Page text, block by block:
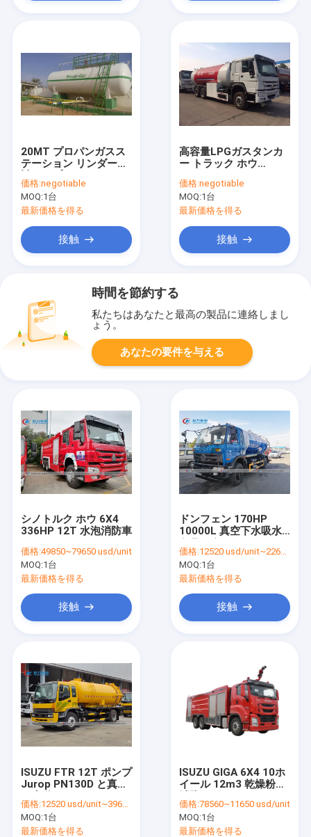
20MT プロパンガスス
テーション リンダーを
を輸送 4ノズル
価格:negotiable
MOQ:1台
最新価格を得る
接触
高容量LPGガスタンカ
ー トラック ホウ
マイズされた色
価格:negotiable
MOQ:1台
最新価格を得る
接触
時間を節約する
私たちはあなたと最高の製品に連絡しまし
ょう。
あなたの要件を与える
シノトルク ホウ 6X4
336HP 12T 水泡消防車
価格:49850~79650 usd/unit
MOQ:1台
最新価格を得る
接触
ドンフェン 170HP
10000L 真空下水吸水
価格:12520 usd/unit~22660 usd/unit
MOQ:1台
最新価格を得る
接触
ISUZU FTR 12T ポンプ
Jurop PN130D と真空
ック
価格:12520 usd/unit~39660 usd/unit
MOQ:1台
最新価格を得る
ISUZU GIGA 6X4 10ホ
イール 12m3 乾燥粉末
価格:78560~11650 usd/unit
MOQ:1台
最新価格を得る